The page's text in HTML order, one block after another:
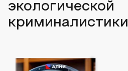
экологической
криминалистики